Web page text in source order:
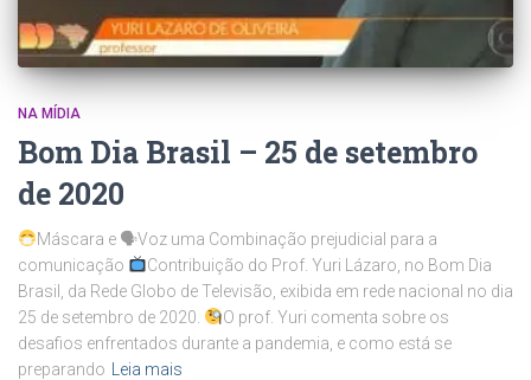
NA MÍDIA
Bom Dia Brasil – 25 de setembro
de 2020
Máscara e 🗣Voz uma Combinação prejudicial para a
comunicação
Contribuição do Prof. Yuri Lázaro, no Bom Dia
Brasil, da Rede Globo de Televisão, exibida em rede nacional no dia
25 de setembro de 2020.
O prof. Yuri comenta sobre os
desafios enfrentados durante a pandemia, e como está se
preparando
Leia mais